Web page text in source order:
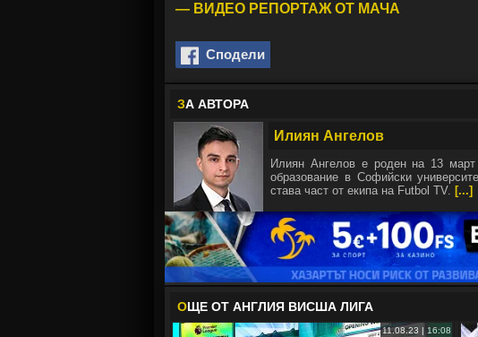
— ВИДЕО РЕПОРТАЖ ОТ МАЧА
Сподели
ЗА АВТОРА
Илиян Ангелов
Илиян Ангелов е роден на 13
образование в Софийски
става част от екипа на Futbol TV. [...]
ОЩЕ ОТ АНГЛИЯ ВИСША ЛИГА
11.08.23 | 16:08